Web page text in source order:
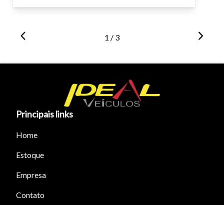
1 / 3
Principais links
Home
Estoque
Empresa
Contato